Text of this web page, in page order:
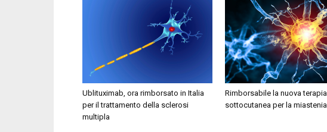
Ublituximab, ora rimborsato in Italia
per il trattamento della sclerosi
multipla
Rimborsabile la nuova terapia
sottocutanea per la